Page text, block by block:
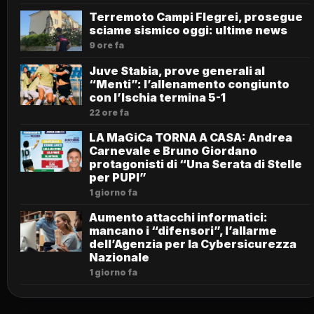
Terremoto Campi Flegrei, prosegue
sciame sismico oggi: ultime news
9 ore fa
Juve Stabia, prove generali al
“Menti”: l’allenamento congiunto
con l’Ischia termina 5-1
22 ore fa
LA MaGiCa TORNA A CASA: Andrea
Carnevale e Bruno Giordano
protagonisti di “Una Serata di Stelle
per PUPI”
1 giorno fa
Aumento attacchi informatici:
mancano i “difensori”, l’allarme
dell’Agenzia per la Cybersicurezza
Nazionale
1 giorno fa